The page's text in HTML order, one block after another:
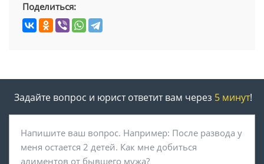
Поделиться:
Задайте вопрос и юрист ответит вам через 5 минут!